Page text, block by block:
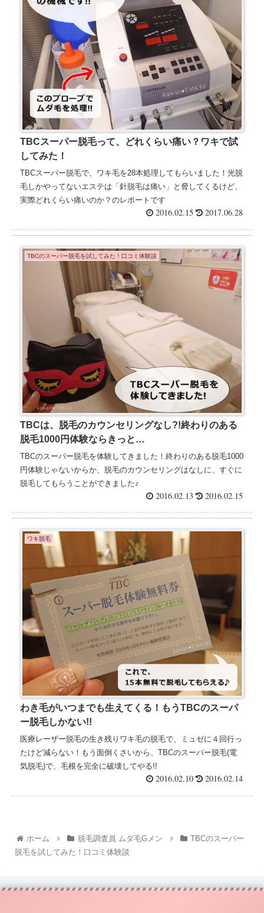
TBCスーパー脱毛って、どれくらい痛い？ワキで試
してみた！
TBCスーパー脱毛で、ワキ毛を28本処理してもらいました！光脱
毛しかやってないエステは「針脱毛は痛い」と脅してくるけど、
実際どれくらい痛いのか？のレポートです
2016.02.15 2017.06.28
TBCのスーパー脱毛を試してみた！口コミ体験談
TBCは、脱毛のカウンセリングなし?!終わりのある
脱毛1000円体験ならきっと…
TBCのスーパー脱毛を体験してきました！終わりのある脱毛1000
円体験じゃないからか、脱毛のカウンセリングはなしに、すぐに
脱毛してもらうことができました♪
2016.02.13 2016.02.15
ワキ脱毛
わき毛がいつまでも生えてくる！もうTBCのスーパ
ー脱毛しかない!!
医療レーザー脱毛の生き残りワキ毛の脱毛で、ミュゼに４回行っ
たけど減らない！もう面倒くさいから、TBCのスーパー脱毛(電
気脱毛)で、毛根を完全に破壊してやる!!
2016.02.10 2016.02.14
ホーム 脱毛調査員 ムダ毛Gメン
TBCのスーパー
脱毛を試してみた！口コミ体験談